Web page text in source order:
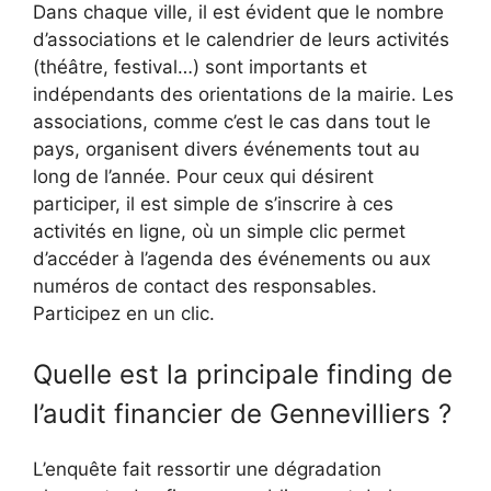
Dans chaque ville, il est évident que le nombre
d’associations et le calendrier de leurs activités
(théâtre, festival…) sont importants et
indépendants des orientations de la mairie. Les
associations, comme c’est le cas dans tout le
pays, organisent divers événements tout au
long de l’année. Pour ceux qui désirent
participer, il est simple de s’inscrire à ces
activités en ligne, où un simple clic permet
d’accéder à l’agenda des événements ou aux
numéros de contact des responsables.
Participez en un clic.
Quelle est la principale finding de
l’audit financier de Gennevilliers ?
L’enquête fait ressortir une dégradation